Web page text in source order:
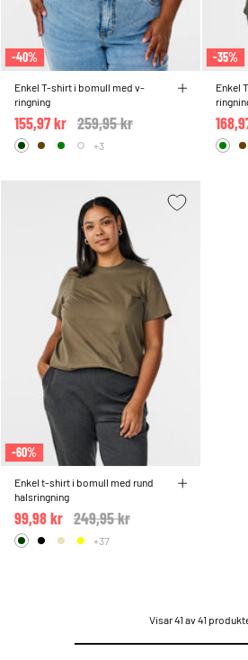
-40%
Enkel T-shirt i bomull med v-
ringning
Price reduced from
259,95 kr
155,97 kr
+3
-35%
Enkel
-60%
Enkel t-shirt i bomull med rund
halsringning
Price reduced from
249,95 kr
99,98 kr
+37
Visar 41 av 41